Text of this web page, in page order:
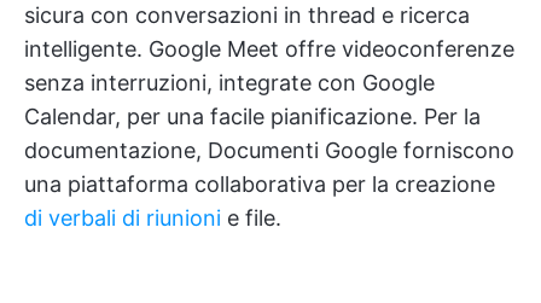
sicura con conversazioni in thread e ricerca
intelligente. Google Meet offre videoconferenze
senza interruzioni, integrate con Google
Calendar, per una facile pianificazione. Per la
documentazione, Documenti Google forniscono
una piattaforma collaborativa per la creazione
di verbali di riunioni e file.